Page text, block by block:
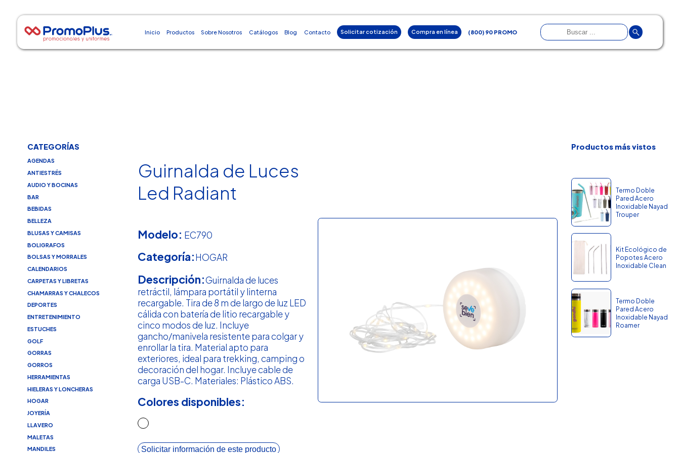
Inicio Productos Sobre Nosotros Catálogos Blog Contacto Solicitar cotización Compra en línea (800) 90 PROMO
CATEGORÍAS
AGENDAS
ANTIESTRÉS
AUDIO Y BOCINAS
BAR
BEBIDAS
BELLEZA
BLUSAS Y CAMISAS
BOLIGRAFOS
BOLSAS Y MORRALES
CALENDARIOS
CARPETAS Y LIBRETAS
CHAMARRAS Y CHALECOS
DEPORTES
ENTRETENIMIENTO
ESTUCHES
GOLF
GORRAS
GORROS
HERRAMIENTAS
HIELERAS Y LONCHERAS
HOGAR
JOYERÍA
LLAVERO
MALETAS
MANDILES
Guirnalda de Luces
Led Radiant
Modelo: EC790
Categoría:HOGAR
Descripción:Guirnalda de luces
retráctil, lámpara portátil y linterna
recargable. Tira de 8 m de largo de luz LED
cálida con batería de litio recargable y
cinco modos de luz. Incluye
gancho/manivela resistente para colgar y
enrollar la tira. Material apto para
exteriores, ideal para trekking, camping o
decoración del hogar. Incluye cable de
carga USB-C. Materiales: Plástico ABS.
Colores disponibles:
Solicitar información de este producto
Productos más vistos
Termo Doble
Pared Acero
Inoxidable Nayad
Trouper
Kit Ecológico de
Popotes Acero
Inoxidable Clean
Termo Doble
Pared Acero
Inoxidable Nayad
Roamer